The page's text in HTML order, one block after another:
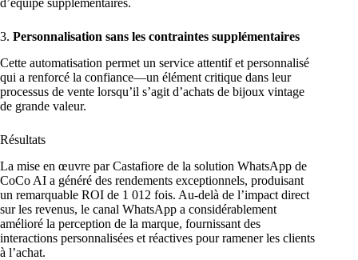
d’équipe supplémentaires.
3. Personnalisation sans les contraintes supplémentaires
Cette automatisation permet un service attentif et personnalisé
qui a renforcé la confiance—un élément critique dans leur
processus de vente lorsqu’il s’agit d’achats de bijoux vintage
de grande valeur.
Résultats
La mise en œuvre par Castafiore de la solution WhatsApp de
CoCo AI a généré des rendements exceptionnels, produisant
un remarquable ROI de 1 012 fois. Au-delà de l’impact direct
sur les revenus, le canal WhatsApp a considérablement
amélioré la perception de la marque, fournissant des
interactions personnalisées et réactives pour ramener les clients
à l’achat.